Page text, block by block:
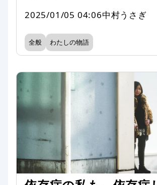
2025/01/05 04:06中村うさぎ
全般 わたしの物語